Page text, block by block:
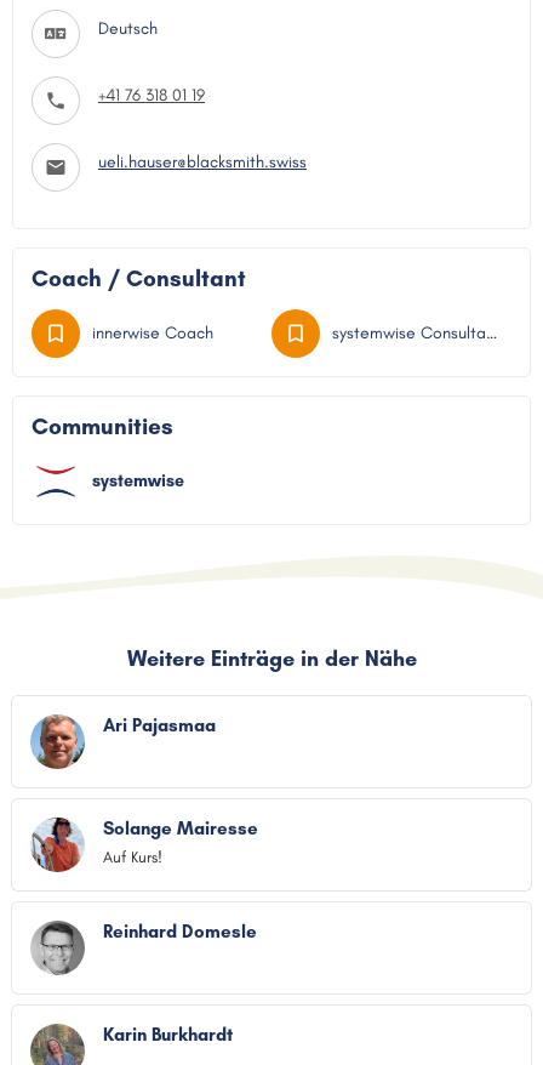
Deutsch
+41 76 318 01 19
ueli.hauser@blacksmith.swiss
Coach / Consultant
innerwise Coach systemwise Consultant
Communities
systemwise
Weitere Einträge in der Nähe
Ari Pajasmaa
Solange Mairesse
Auf Kurs!
Reinhard Domesle
Karin Burkhardt